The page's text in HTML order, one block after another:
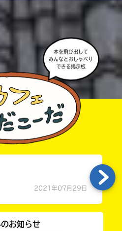
介させてもらうことがある
つけていたり、個人情報をか
ちがっていたりしないか、読
本を飛び出して
みんなとおしゃべり
できる掲示板
2021年07月29日
お知らせ